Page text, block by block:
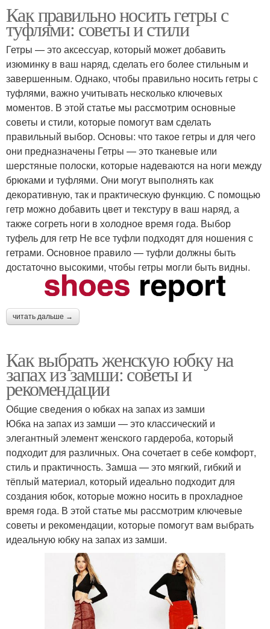
Как правильно носить гетры с
туфлями: советы и стили
Гетры — это аксессуар, который может добавить
изюминку в ваш наряд, сделать его более стильным и
завершенным. Однако, чтобы правильно носить гетры с
туфлями, важно учитывать несколько ключевых
моментов. В этой статье мы рассмотрим основные
советы и стили, которые помогут вам сделать
правильный выбор. Основы: что такое гетры и для чего
они предназначены Гетры — это тканевые или
шерстяные полоски, которые надеваются на ноги между
брюками и туфлями. Они могут выполнять как
декоративную, так и практическую функцию. С помощью
гетр можно добавить цвет и текстуру в ваш наряд, а
также согреть ноги в холодное время года. Выбор
туфель для гетр Не все туфли подходят для ношения с
гетрами. Основное правило — туфли должны быть
достаточно высокими, чтобы гетры могли быть видны.
читать дальше →
Как выбрать женскую юбку на
запах из замши: советы и
рекомендации
Общие сведения о юбках на запах из замши
Юбка на запах из замши — это классический и
элегантный элемент женского гардероба, который
подходит для различных. Она сочетает в себе комфорт,
стиль и практичность. Замша — это мягкий, гибкий и
тёплый материал, который идеально подходит для
создания юбок, которые можно носить в прохладное
время года. В этой статье мы рассмотрим ключевые
советы и рекомендации, которые помогут вам выбрать
идеальную юбку на запах из замши.